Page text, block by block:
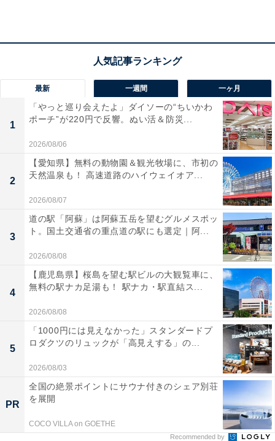
米子自動車道 米子ICより車で約10分／米子鬼太郎空港よ
大人1名（参考価格）：2万4200円
※料金は公式Webサイト参考価格
※プラン・部屋により価格は変動します
チェックイン・チェックアウト
チェックイン：15:00
チェックアウト：10:00
※プランにより時間が異なる可能性があります
あわせて読みたい
【皆生温泉の人気ホテル】「皆生游月」は全
室オーシャンビューの露天風呂付き客室で過
ごす極上のリゾート
最新 一週間 一ヶ月
1
「やっと巡り会えたよ」ダイソーの“ちいかわ
ポーチ”が220円で反響。ぬい活＆防災...
2026/08/06
2
【愛知県】無料の動物園＆観光牧場に、市初の
天然温泉も！ 高速道路のハイウェイオア...
2026/08/07
3
道の駅「阿蘇」は阿蘇五岳を望むグルメスポッ
ト。国土交通省の重点道の駅にも選定｜阿...
2026/08/08
4
【鹿児島県】桜島を望む駅ビルの大観覧車に、
無料の駅ナカ足湯も！ 駅ナカ・駅直結ス...
2026/08/08
5
「1000円には見えなかった」スタンダードプ
ロダクツのリュックが「高見えする」の...
2026/08/03
PR
全国の絶景ポイントにサウナ付きのシェア別荘
を展開
COCO VILLA on GOETHE
Recommended by